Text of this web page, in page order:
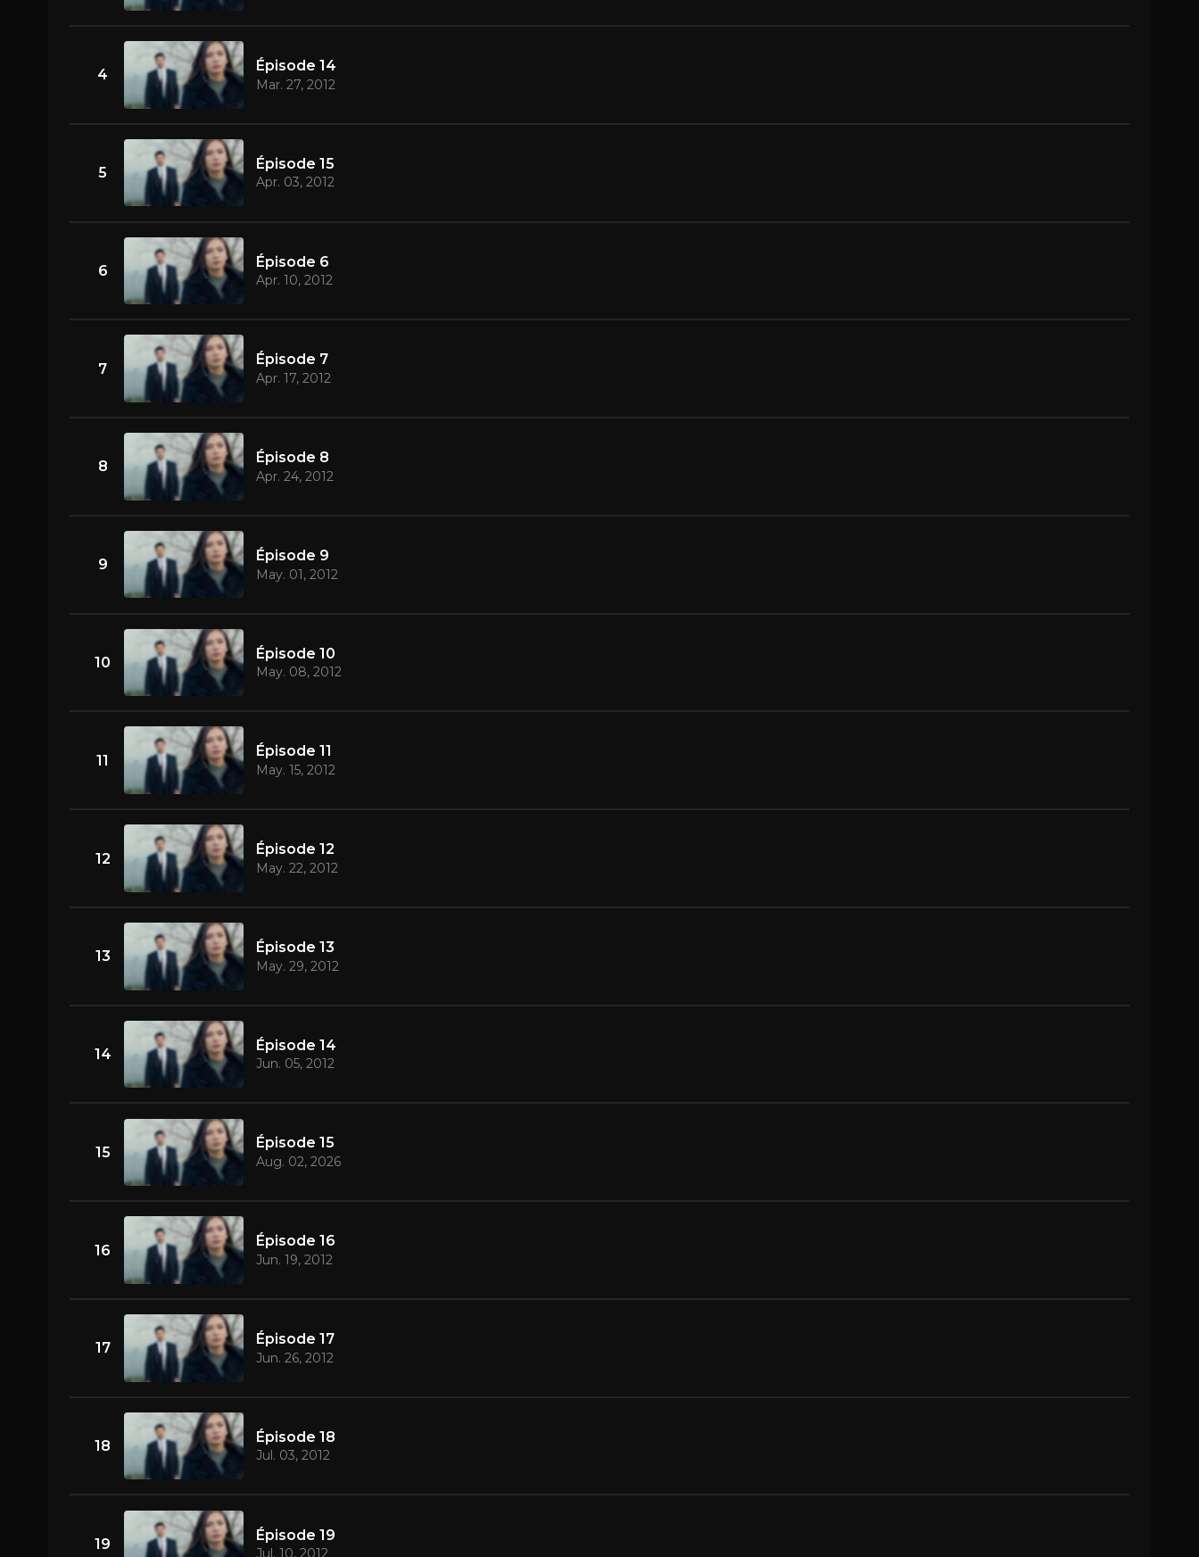
4
Épisode 14
Mar. 27, 2012
5
Épisode 15
Apr. 03, 2012
6
Épisode 6
Apr. 10, 2012
7
Épisode 7
Apr. 17, 2012
8
Épisode 8
Apr. 24, 2012
9
Épisode 9
May. 01, 2012
10
Épisode 10
May. 08, 2012
11
Épisode 11
May. 15, 2012
12
Épisode 12
May. 22, 2012
13
Épisode 13
May. 29, 2012
14
Épisode 14
Jun. 05, 2012
15
Épisode 15
Aug. 02, 2026
16
Épisode 16
Jun. 19, 2012
17
Épisode 17
Jun. 26, 2012
18
Épisode 18
Jul. 03, 2012
19
Épisode 19
Jul. 10, 2012